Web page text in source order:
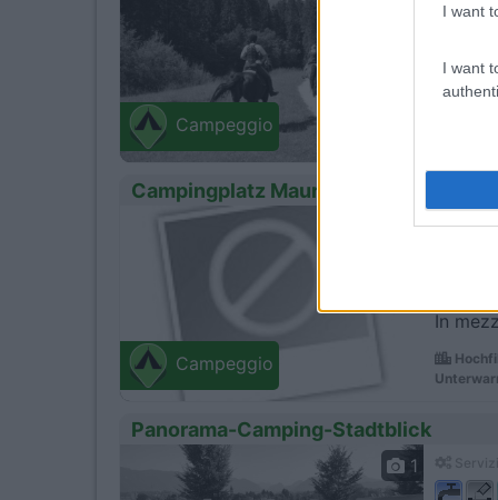
I want
I want
Campeggio
Campingplatz Maurerhaeusl
Campeggio
0
In
Panorama-Camping-Stadtblick
1